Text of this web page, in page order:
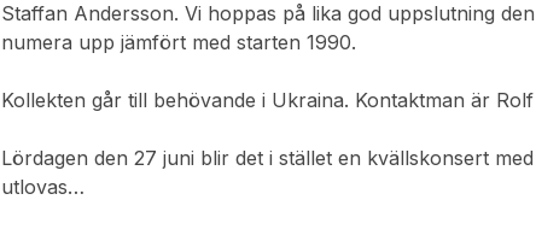
Staffan Andersson. Vi hoppas på lika god uppslutning
numera upp jämfört med starten 1990.
Kollekten går till behövande i Ukraina. Kontaktman är
Lördagen den 27 juni blir det i stället en kvällskonsert
utlovas…